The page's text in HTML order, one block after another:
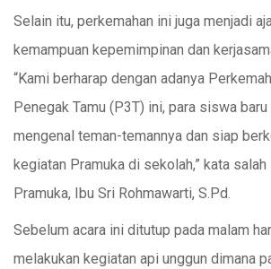
Selain itu, perkemahan ini juga menjadi
kemampuan kepemimpinan dan
“Kami berharap dengan adanya
Penegak Tamu (P3T) ini, para siswa
mengenal teman-temannya dan siap
kegiatan Pramuka di sekolah,” kata
Pramuka, Ibu Sri Rohmawarti, S.Pd.
Sebelum acara ini ditutup pada malam
melakukan kegiatan api unggun dimana